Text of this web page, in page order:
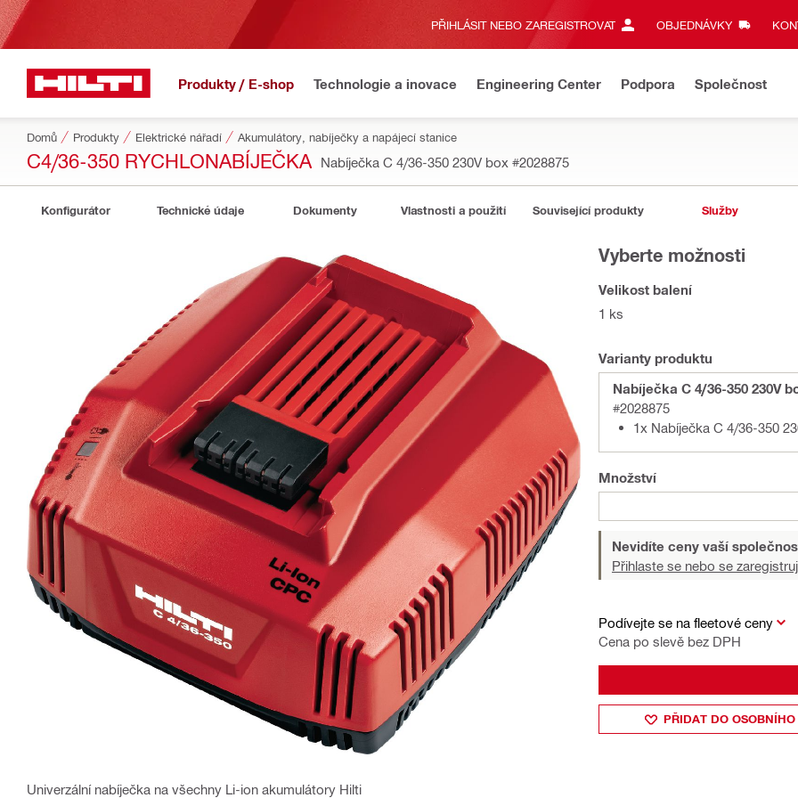
PŘIHLÁSIT NEBO ZAREGISTROVAT OBJEDNÁVKY
Produkty / E-shop Technologie a inovace Engineering Center Podpora Společnost
Domů Produkty Elektrické nářadí Akumulátory, nabíječky a napájecí stanice
C4/36-350 RYCHLONABÍJEČKA Nabíječka C 4/36-350 230V box #2028875
Konfigurátor Technické údaje Dokumenty Vlastnosti a použití Související produkty Služby
Univerzální nabíječka na všechny Li-ion akumulátory Hilti
Vyberte možnosti
Velikost balení
1 ks
Varianty produktu
Nabíječka C 4/36-350 230V
#2028875
1x Nabíječka C 4/36-350
Množství
Nevidíte ceny vaší
Přihlaste se nebo se
Podívejte se na fleetové ceny
Cena po slevě bez DPH
PŘIDAT DO